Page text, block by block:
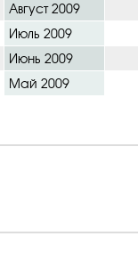
Август 2009
Июль 2009
Июнь 2009
Май 2009